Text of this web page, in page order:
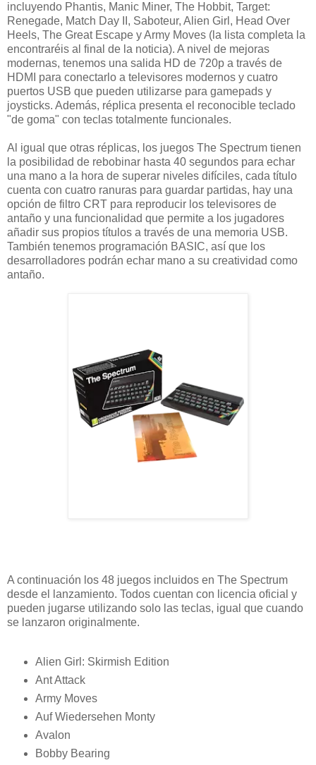
incluyendo Phantis, Manic Miner, The Hobbit, Target:
Renegade, Match Day II, Saboteur, Alien Girl, Head Over
Heels, The Great Escape y Army Moves (la lista completa la
encontraréis al final de la noticia). A nivel de mejoras
modernas, tenemos una salida HD de 720p a través de
HDMI para conectarlo a televisores modernos y cuatro
puertos USB que pueden utilizarse para gamepads y
joysticks. Además, réplica presenta el reconocible teclado
"de goma" con teclas totalmente funcionales.
Al igual que otras réplicas, los juegos The Spectrum tienen
la posibilidad de rebobinar hasta 40 segundos para echar
una mano a la hora de superar niveles difíciles, cada título
cuenta con cuatro ranuras para guardar partidas, hay una
opción de filtro CRT para reproducir los televisores de
antaño y una funcionalidad que permite a los jugadores
añadir sus propios títulos a través de una memoria USB.
También tenemos programación BASIC, así que los
desarrolladores podrán echar mano a su creatividad como
antaño.
A continuación los 48 juegos incluidos en The Spectrum
desde el lanzamiento. Todos cuentan con licencia oficial y
pueden jugarse utilizando solo las teclas, igual que cuando
se lanzaron originalmente.
Alien Girl: Skirmish Edition
Ant Attack
Army Moves
Auf Wiedersehen Monty
Avalon
Bobby Bearing